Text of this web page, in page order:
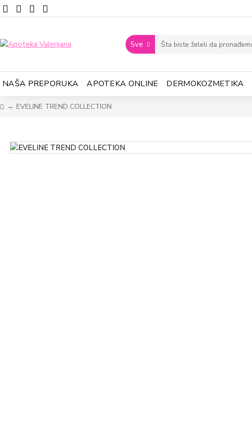
Sve
NAŠA PREPORUKA APOTEKA ONLINE DERMOKOZMETIKA
EVELINE TREND COLLECTION